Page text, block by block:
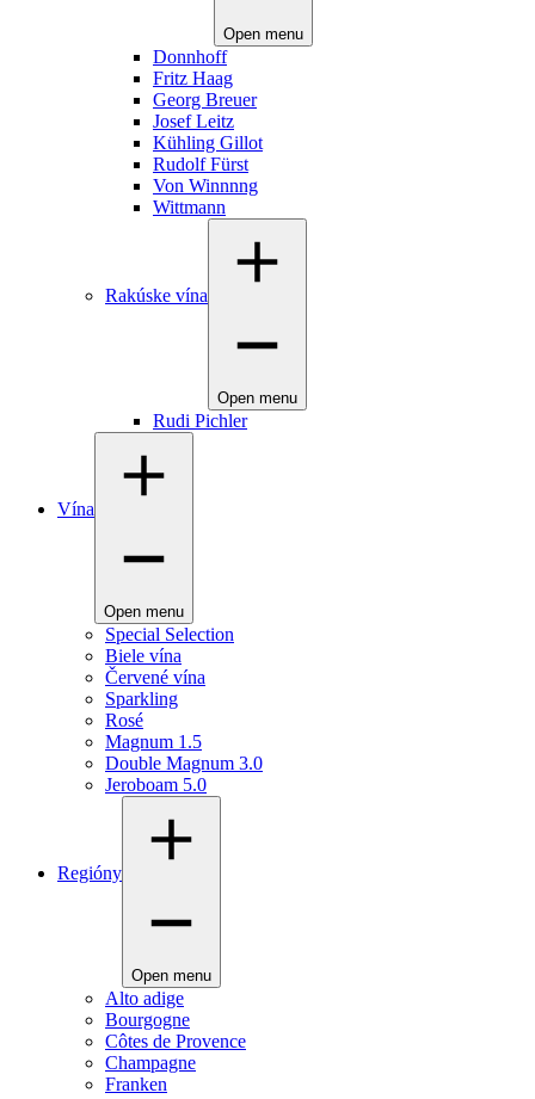
Open menu
Donnhoff
Fritz Haag
Georg Breuer
Josef Leitz
Kühling Gillot
Rudolf Fürst
Von Winnnng
Wittmann
Rakúske vína
Open menu
Rudi Pichler
Vína
Open menu
Special Selection
Biele vína
Červené vína
Sparkling
Rosé
Magnum 1.5
Double Magnum 3.0
Jeroboam 5.0
Regióny
Open menu
Alto adige
Bourgogne
Côtes de Provence
Champagne
Franken